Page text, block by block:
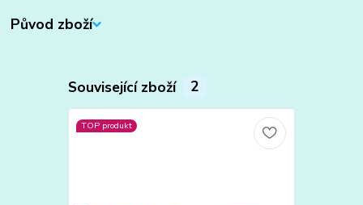
Původ zboží
Související zboží 2
TOP produkt